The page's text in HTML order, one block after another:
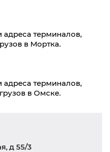
терминалов,
в Мортка.
терминалов,
в Омске.
д 55/3